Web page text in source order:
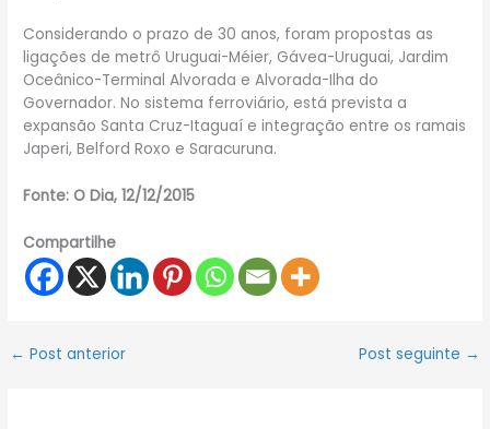
Considerando o prazo de 30 anos, foram propostas as
ligações de metrô Uruguai-Méier, Gávea-Uruguai, Jardim
Oceânico-Terminal Alvorada e Alvorada-Ilha do
Governador. No sistema ferroviário, está prevista a
expansão Santa Cruz-Itaguaí e integração entre os ramais
Japeri, Belford Roxo e Saracuruna.
Fonte: O Dia, 12/12/2015
Compartilhe
← Post anterior Post seguinte →